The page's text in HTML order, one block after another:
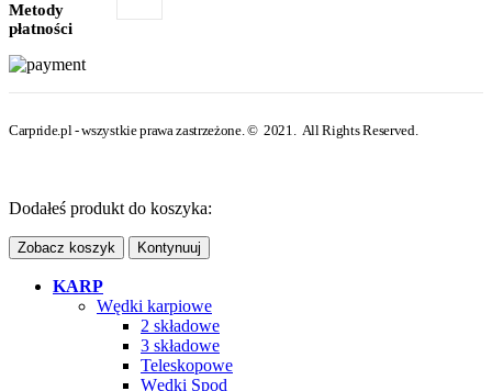
Metody
płatności
Carpride.pl - wszystkie prawa zastrzeżone. © 2021. All Rights Reserved.
Dodałeś produkt do koszyka:
Zobacz koszyk Kontynuuj
KARP
Wędki karpiowe
2 składowe
3 składowe
Teleskopowe
Wędki Spod